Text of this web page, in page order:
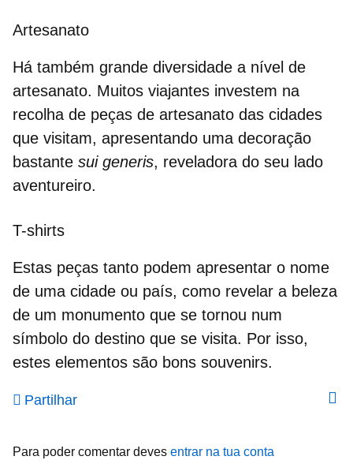
Artesanato
Há também grande diversidade a nível de
artesanato. Muitos viajantes investem na
recolha de peças de artesanato das cidades
que visitam, apresentando uma decoração
bastante sui generis, reveladora do seu lado
aventureiro.
T-shirts
Estas peças tanto podem apresentar o nome
de uma cidade ou país, como revelar a beleza
de um monumento que se tornou num
símbolo do destino que se visita. Por isso,
estes elementos são bons souvenirs.
Partilhar
Para poder comentar deves entrar na tua conta